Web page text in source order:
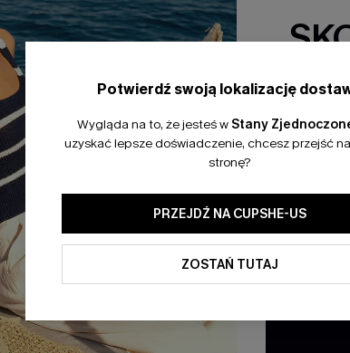
Potwierdź swoją lokalizację
Wygląda na to, że jesteś w Stany
uzyskać lepsze doświadczenie, chcesz przejść
stronę?
PRZEJDŹ NA CUPSHE-US
ZOSTAŃ TUTAJ
*Jeden kod
Klikając ten
ofert